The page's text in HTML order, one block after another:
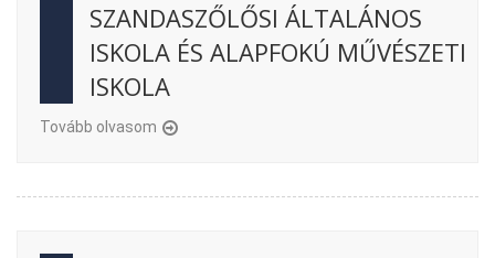
SZANDASZŐLŐSI ÁLTALÁNOS
ISKOLA ÉS ALAPFOKÚ MŰVÉSZETI
ISKOLA
Tovább olvasom